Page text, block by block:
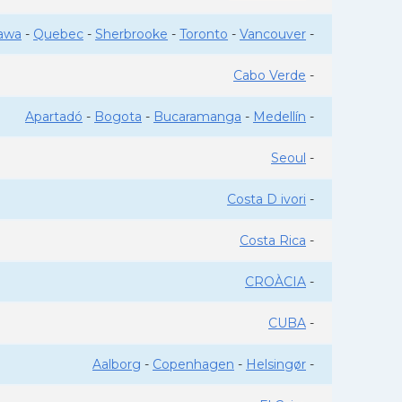
- Quebec - Sherbrooke - Toronto - Vancouver -
Cabo Verde -
Apartadó - Bogota - Bucaramanga - Medellín -
Seoul -
Costa D ivori -
Costa Rica -
CROÀCIA -
CUBA -
Aalborg - Copenhagen - Helsingør -